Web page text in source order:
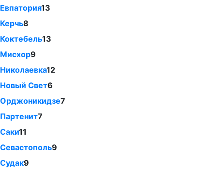
Евпатория13
Керчь8
Коктебель13
Мисхор9
Николаевка12
Новый Свет6
Орджоникидзе7
Партенит7
Саки11
Севастополь9
Судак9